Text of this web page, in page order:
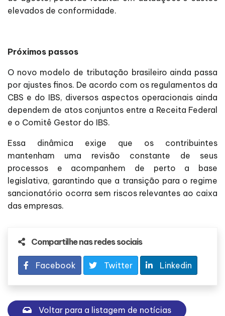
elevados de conformidade.
Próximos passos
O novo modelo de tributação brasileiro ainda passa
por ajustes finos. De acordo com os regulamentos da
CBS e do IBS, diversos aspectos operacionais ainda
dependem de atos conjuntos entre a Receita Federal
e o Comitê Gestor do IBS.
Essa dinâmica exige que os contribuintes
mantenham uma revisão constante de seus
processos e acompanhem de perto a base
legislativa, garantindo que a transição para o regime
sancionatório ocorra sem riscos relevantes ao caixa
das empresas.
Compartilhe nas redes sociais
Facebook Twitter Linkedin
Voltar para a listagem de notícias